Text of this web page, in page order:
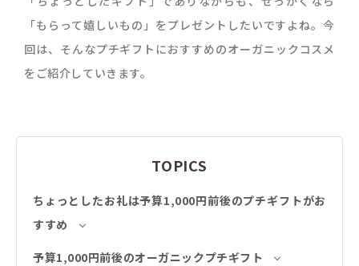
「もらって嬉しいもの」をプレゼントしたいですよね。今
回は、そんなプチギフトにおすすめのオーガニックコスメ
をご紹介していきます。
TOPICS
ちょっとしたお礼は予算1,000円前後のプチギフトがお
すすめ
予算1,000円前後のオーガニックプチギフト